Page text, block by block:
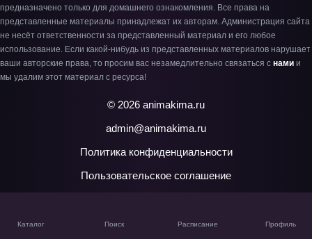
Каталог Поиск Расписание Профиль
предназначено только для домашнего ознакомления. Все права на
представленные материалы принадлежат их авторам. Администрация сайта
не несёт ответственности за представленный материал и его любое
использование. Если какой-нибудь из представленных материалов нарушает
ваши авторские права, то просим вас незамедлительно связаться с нами и
мы удалим этот материал с ресурса!
© 2026 animakima.ru
admin@animakima.ru
Политика конфиденциальности
Пользовательское соглашение